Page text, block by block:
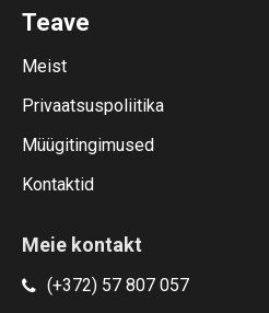
Teave
Meist
Privaatsuspoliitika
Müügitingimused
Kontaktid
Meie kontakt
(+372) 57 807 057